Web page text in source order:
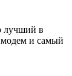
лучший в
и самый